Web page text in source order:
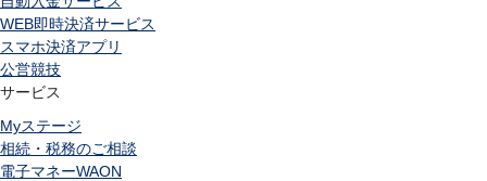
WEB即時決済サービス
スマホ決済アプリ
公営競技
サービス
Myステージ
相続・税務のご相談
電子マネーWAON